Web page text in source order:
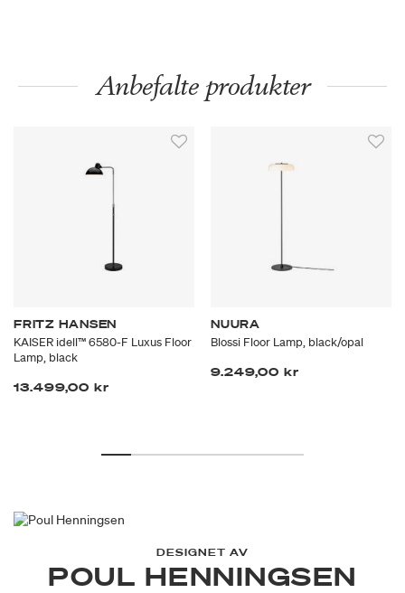
Anbefalte produkter
FRITZ HANSEN
KAISER idell™ 6580-F Luxus Floor
Lamp, black
13.499,00 kr
NUURA
Blossi Floor Lamp, black/opal
9.249,00 kr
DESIGNET AV
POUL HENNINGSEN